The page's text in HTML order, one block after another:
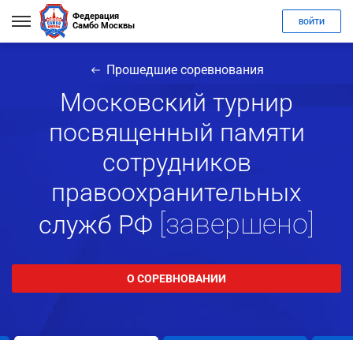
Федерация
Самбо Москвы
ВОЙТИ
Прошедшие соревнования
Московский турнир
посвященный памяти
сотрудников
правоохранительных
служб РФ [завершено]
О СОРЕВНОВАНИИ